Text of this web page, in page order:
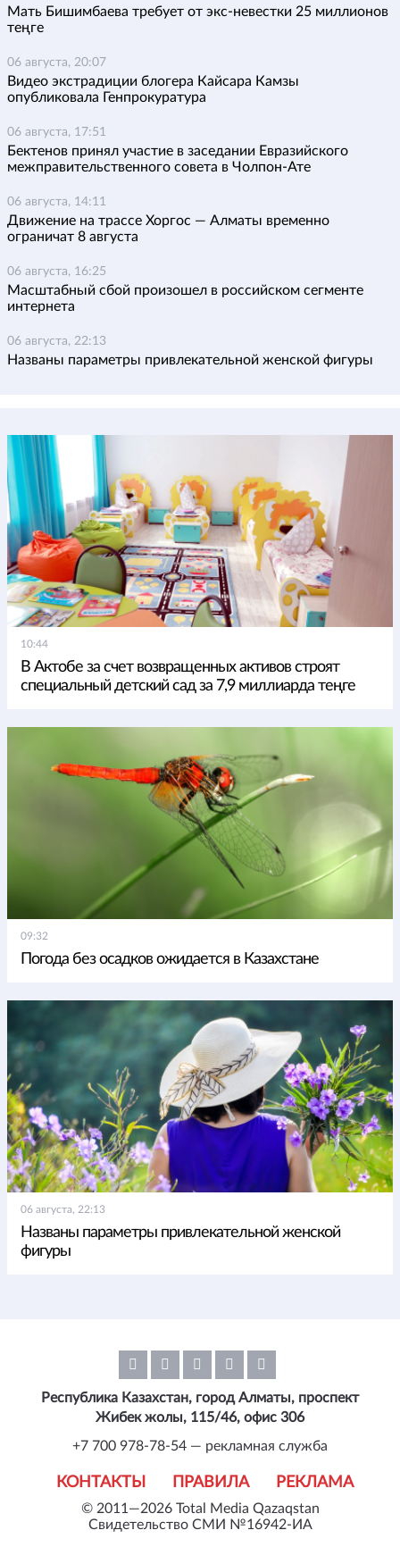
Мать Бишимбаева требует от экс-невестки 25 миллионов
теңге
06 августа, 20:07
Видео экстрадиции блогера Кайсара Камзы
опубликовала Генпрокуратура
06 августа, 17:51
Бектенов принял участие в заседании Евразийского
межправительственного совета в Чолпон-Ате
06 августа, 14:11
Движение на трассе Хоргос — Алматы временно
ограничат 8 августа
06 августа, 16:25
Масштабный сбой произошел в российском сегменте
интернета
06 августа, 22:13
Названы параметры привлекательной женской фигуры
10:44
В Актобе за счет возвращенных активов строят
специальный детский сад за 7,9 миллиарда теңге
09:32
Погода без осадков ожидается в Казахстане
06 августа, 22:13
Названы параметры привлекательной женской
фигуры
© 2011—2026 Total Media Qazaqstan
Свидетельство СМИ №16942-ИА
КОНТАКТЫ ПРАВИЛА РЕКЛАМА
Республика Казахстан, город Алматы, проспект
Жибек жолы, 115/46, офис 306
+7 700 978-78-54 — рекламная служба